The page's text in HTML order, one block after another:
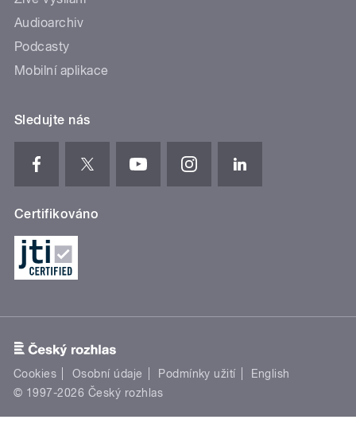
Audioarchiv
Podcasty
Mobilní aplikace
Sledujte nás
Certifikováno
Cookies Osobní údaje Podmínky užití
English
© 1997-2026 Český rozhlas